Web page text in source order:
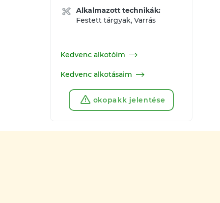
Alkalmazott technikák:
Festett tárgyak, Varrás
Kedvenc alkotóim
Kedvenc alkotásaim
okopakk jelentése